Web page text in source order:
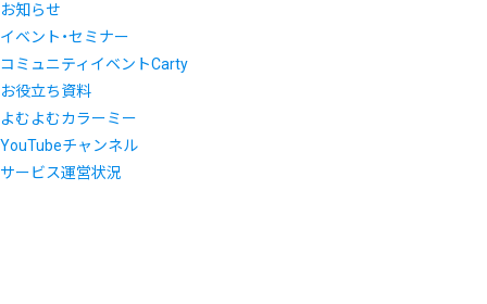
お知らせ
イベント・セミナー
コミュニティイベントCarty
お役立ち資料
よむよむカラーミー
YouTubeチャンネル
サービス運営状況